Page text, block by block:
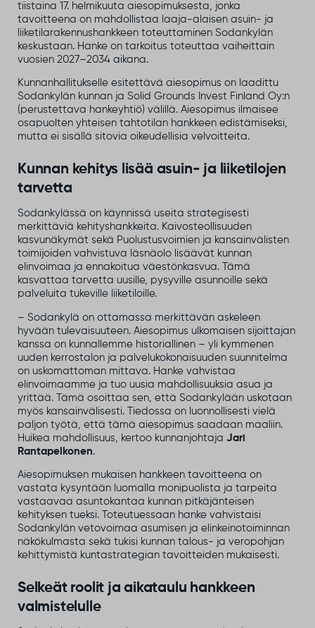
tiistaina 17. helmikuuta aiesopimuksesta, jonka
tavoitteena on mahdollistaa laaja-alaisen asuin- ja
liiketilarakennushankkeen toteuttaminen Sodankylän
keskustaan. Hanke on tarkoitus toteuttaa vaiheittain
vuosien 2027–2034 aikana.
Kunnanhallitukselle esitettävä aiesopimus on laadittu
Sodankylän kunnan ja Solid Grounds Invest Finland Oy:n
(perustettava hankeyhtiö) välillä. Aiesopimus ilmaisee
osapuolten yhteisen tahtotilan hankkeen edistämiseksi,
mutta ei sisällä sitovia oikeudellisia velvoitteita.
Kunnan kehitys lisää asuin- ja liiketilojen
tarvetta
Sodankylässä on käynnissä useita strategisesti
merkittäviä kehityshankkeita. Kaivosteollisuuden
kasvunäkymät sekä Puolustusvoimien ja kansainvälisten
toimijoiden vahvistuva läsnäolo lisäävät kunnan
elinvoimaa ja ennakoitua väestönkasvua. Tämä
kasvattaa tarvetta uusille, pysyville asunnoille sekä
palveluita tukeville liiketiloille.
– Sodankylä on ottamassa merkittävän askeleen
hyvään tulevaisuuteen. Aiesopimus ulkomaisen sijoittajan
kanssa on kunnallemme historiallinen – yli kymmenen
uuden kerrostalon ja palvelukokonaisuuden suunnitelma
on uskomattoman mittava. Hanke vahvistaa
elinvoimaamme ja tuo uusia mahdollisuuksia asua ja
yrittää. Tämä osoittaa sen, että Sodankylään uskotaan
myös kansainvälisesti. Tiedossa on luonnollisesti vielä
paljon työtä, että tämä aiesopimus saadaan maaliin.
Huikea mahdollisuus, kertoo kunnanjohtaja Jari
Rantapelkonen.
Aiesopimuksen mukaisen hankkeen tavoitteena on
vastata kysyntään luomalla monipuolista ja tarpeita
vastaavaa asuntokantaa kunnan pitkäjänteisen
kehityksen tueksi. Toteutuessaan hanke vahvistaisi
Sodankylän vetovoimaa asumisen ja elinkeinotoiminnan
näkökulmasta sekä tukisi kunnan talous- ja veropohjan
kehittymistä kuntastrategian tavoitteiden mukaisesti.
Selkeät roolit ja aikataulu hankkeen
valmistelulle